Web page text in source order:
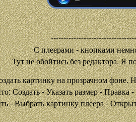
С плеерами - кнопками
Тут не обойтись без редактора. Я
картинку на прозрачном фоне.
Создать - Указать размер -
- Выбрать картинку плеера -